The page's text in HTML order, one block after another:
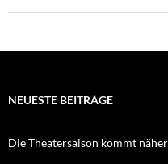
NEUESTE BEITRÄGE
Die Theatersaison kommt näher